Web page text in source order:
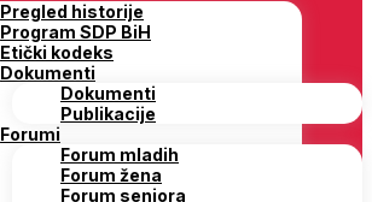
Pregled historije
Program SDP BiH
Etički kodeks
Dokumenti
Dokumenti
Publikacije
Forumi
Forum mladih
Forum žena
Forum seniora